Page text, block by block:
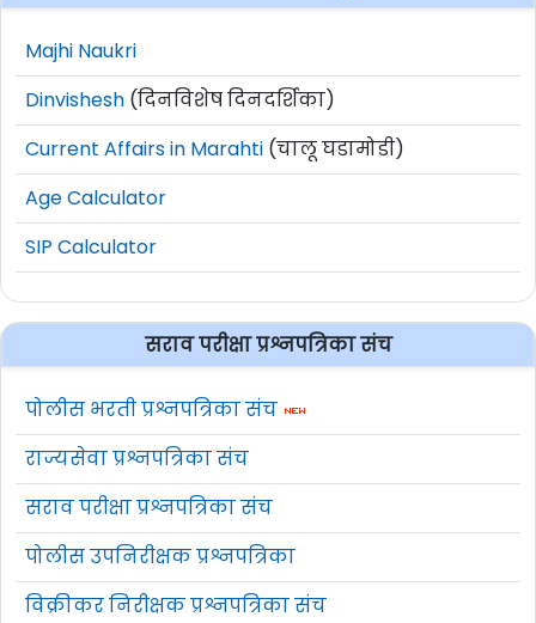
Majhi Naukri
Dinvishesh (दिनविशेष दिनदर्शिका)
Current Affairs in Marahti (चालू घडामोडी)
Age Calculator
SIP Calculator
सराव परीक्षा प्रश्नपत्रिका संच
पोलीस भरती प्रश्नपत्रिका संच
राज्यसेवा प्रश्नपत्रिका संच
सराव परीक्षा प्रश्नपत्रिका संच
पोलीस उपनिरीक्षक प्रश्नपत्रिका
विक्रीकर निरीक्षक प्रश्नपत्रिका संच